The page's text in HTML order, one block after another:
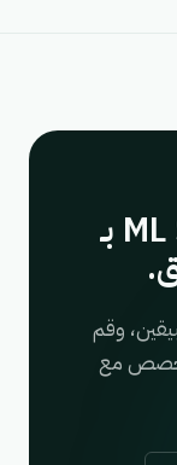
قم بربط ML Ship Africa بـ
وقم
مع